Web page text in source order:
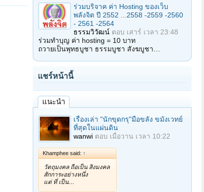
ร่วมบริจาค ค่า Hosting ของเว็บ
พลังจิต ปี 2552 ...2558 -2559 -2560
- 2561 -2564
ธรรมวิวัฒน์ ตอบ เสาร์ เวลา 23:48
ร่วมทำบุญ ค่า hosting = 10 บาท
ถวายเป็นพุทธบูชา ธรรมบูชา สังฆบูชา…
แชร์หน้านี้
แนะนำ
เรื่องเล่า "นักขุดกรุ"มือขลัง ขมังเวทย์
ที่สุดในแผ่นดิน
wanwi ตอบ เมื่อวาน เวลา 10:22
Khamphee said: ↑
วัตถุมงคล ถือเป็น สิ่งมงคล
สักการะอย่างหนึ่ง
แต่ ที่ เป็น…